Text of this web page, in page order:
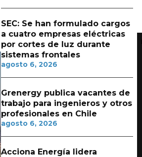
SEC: Se han formulado cargos
a cuatro empresas eléctricas
por cortes de luz durante
sistemas frontales
agosto 6, 2026
Grenergy publica vacantes de
trabajo para ingenieros y otros
profesionales en Chile
agosto 6, 2026
Acciona Energía lidera